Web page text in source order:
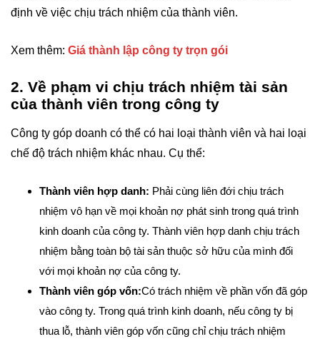
định về việc chịu trách nhiệm của thành viên.
Xem thêm: Giá thành lập công ty trọn gói
2. Về phạm vi chịu trách nhiệm tài sản
của thành viên trong công ty
Công ty góp doanh có thể có hai loại thành viên và hai loại
chế độ trách nhiệm khác nhau. Cụ thể:
Thành viên hợp danh: Phải cùng liên đới chịu trách
nhiệm vô hạn về mọi khoản nợ phát sinh trong quá trình
kinh doanh của công ty. Thành viên hợp danh chịu trách
nhiệm bằng toàn bộ tài sản thuộc sở hữu của mình đối
với mọi khoản nợ của công ty.
Thành viên góp vốn:Có trách nhiệm về phần vốn đã góp
vào công ty. Trong quá trình kinh doanh, nếu công ty bị
thua lỗ, thành viên góp vốn cũng chỉ chịu trách nhiệm